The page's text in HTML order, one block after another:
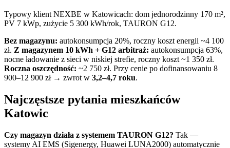
Typowy klient NEXBE w Katowicach: dom jednorodzinny 170 m²,
PV 7 kWp, zużycie 5 300 kWh/rok, TAURON G12.
Bez magazynu: autokonsumpcja 20%, roczny koszt energii ~4 100
zł. Z magazynem 10 kWh + G12 arbitraż: autokonsumpcja 63%,
nocne ładowanie z sieci w niskiej strefie, roczny koszt ~1 350 zł.
Roczna oszczędność: ~2 750 zł. Przy cenie po dofinansowaniu 8
900–12 900 zł → zwrot w 3,2–4,7 roku.
Najczęstsze pytania mieszkańców
Katowic
Czy magazyn działa z systemem TAURON G12? Tak —
systemy AI EMS (Sigenergy, Huawei LUNA2000) automatycznie